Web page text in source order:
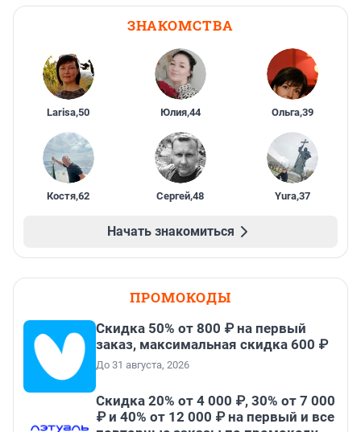
ЗНАКОМСТВА
Larisa,50 Юлия,44 Ольга,39
Костя,62 Сергей,48 Yura,37
Начать знакомиться
ПРОМОКОДЫ
Скидка 50% от 800 ₽ на первый
заказ, максимальная скидка 600 ₽
До 31 августа, 2026
Скидка 20% от 4 000 ₽, 30% от 7 000
₽ и 40% от 12 000 ₽ на первый и все